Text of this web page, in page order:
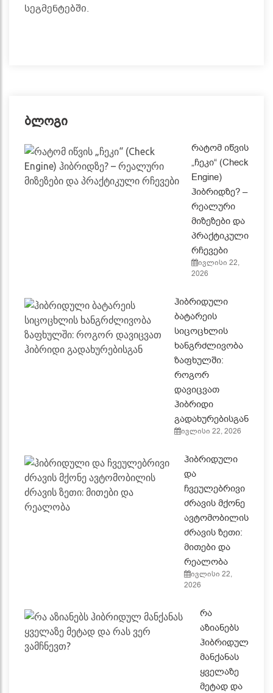
სეგმენტებში.
ბლოგი
რატომ იწვის
„ჩეკი“ (Check
Engine)
ჰიბრიდზე? –
რეალური
მიზეზები და
პრაქტიკული
რჩევები
ივლისი 22,
2026
ჰიბრიდული
ბატარეის
სიცოცხლის
ხანგრძლივობა
ზაფხულში:
როგორ
დავიცვათ
ჰიბრიდი
გადახურებისგან
ივლისი 22, 2026
ჰიბრიდული
და
ჩვეულებრივი
ძრავის მქონე
ავტომობილის
ძრავის ზეთი:
მითები და
რეალობა
ივლისი 22,
2026
რა
აზიანებს
ჰიბრიდულ
მანქანას
ყველაზე
მეტად და